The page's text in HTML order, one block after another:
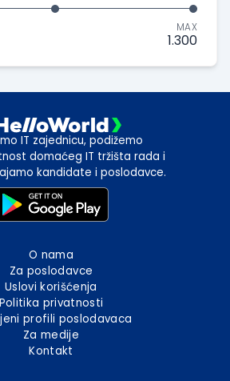
MAX
1.300
IT zajednicu, podižemo
domaćeg IT tržišta rada i
kandidate i poslodavce.
O nama
Za poslodavce
Uslovi korišćenja
Politika privatnosti
profili poslodavaca
Za medije
Kontakt